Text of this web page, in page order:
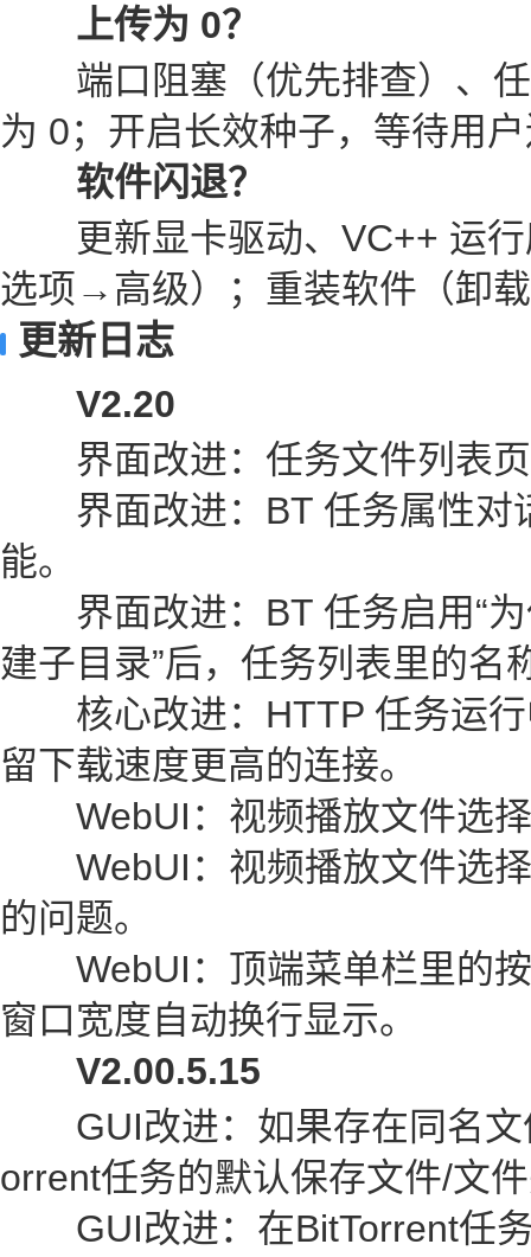
上传为 0？
端口阻塞（优先排查）、任
为 0；开启长效种子，等待用
软件闪退？
更新显卡驱动、VC++ 运行
选项→高级）；重装软件（卸
更新日志
V2.20
界面改进：任务文件列表页
界面改进：BT 任务属性对
能。
界面改进：BT 任务启用“为
建子目录”后，任务列表里的名
核心改进：HTTP 任务运行
留下载速度更高的连接。
WebUI：视频播放文件选择
WebUI：视频播放文件选择
的问题。
WebUI：顶端菜单栏里的按
窗口宽度自动换行显示。
V2.00.5.15
GUI改进：如果存在同名文
orrent任务的默认保存文件/文
GUI改进：在BitTorrent任务